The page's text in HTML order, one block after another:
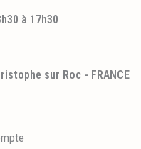
à 17h30
sur Roc - FRANCE